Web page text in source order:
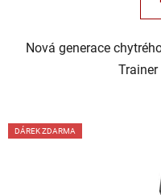
Nová generace
DÁREK ZDARMA